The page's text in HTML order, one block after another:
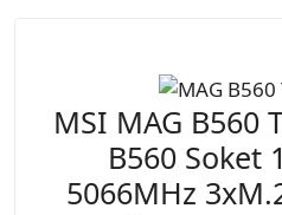
MSI MAG B560
B560 Soket
5066MHz